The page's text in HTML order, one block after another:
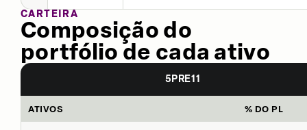
CARTEIRA
Composição do
portfólio de cada ativo
5PRE11
ATIVOS % DO PL